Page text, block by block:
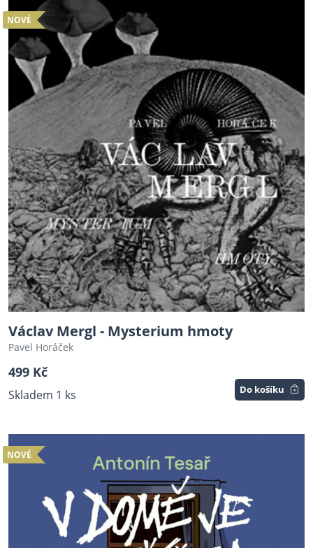
NOVÉ
Václav Mergl - Mysterium hmoty
Pavel Horáček
499 Kč
Skladem 1 ks Do košíku
NOVÉ